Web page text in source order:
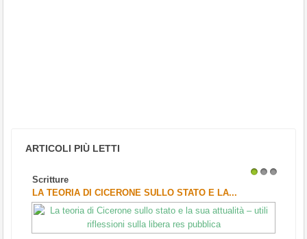
ARTICOLI PIÙ LETTI
Scritture
LA TEORIA DI CICERONE SULLO STATO E LA...